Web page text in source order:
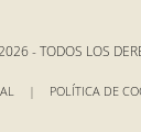
- TODOS LOS
| POLÍTICA DE